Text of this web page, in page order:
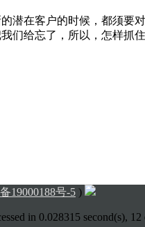
潜在客户的时候，都须要
我们给忘了，所以，怎样
19000188号-5 )
in 0.028315 second(s), 12